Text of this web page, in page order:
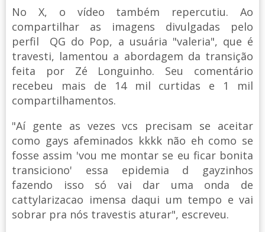
No X, o vídeo também repercutiu. Ao
compartilhar as imagens divulgadas pelo
perfil QG do Pop, a usuária "valeria", que é
travesti, lamentou a abordagem da transição
feita por Zé Longuinho. Seu comentário
recebeu mais de 14 mil curtidas e 1 mil
compartilhamentos.
"Aí gente as vezes vcs precisam se aceitar
como gays afeminados kkkk não eh como se
fosse assim 'vou me montar se eu ficar bonita
transiciono' essa epidemia d gayzinhos
fazendo isso só vai dar uma onda de
cattylarizacao imensa daqui um tempo e vai
sobrar pra nós travestis aturar", escreveu.